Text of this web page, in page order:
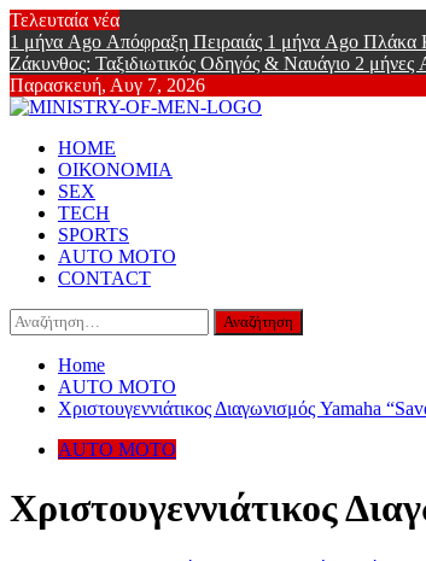
Skip
to
content
Τελευταία νέα
1 μήνα Ago Απόφραξη Πειραιάς 1 μήνα Ago Πλάκα
Ζάκυνθος: Ταξιδιωτικός Οδηγός & Ναυάγιο 2 μήνες
Παρασκευή, Αυγ 7, 2026
Online Lifestyle περιοδικό για Aνδρες
Primary
Menu
HOME
ΟΙΚΟΝΟΜΙΑ
SEX
TECH
SPORTS
AUTO MOTO
CONTACT
Αναζήτηση
για:
Home
AUTO MOTO
Χριστουγεννιάτικος Διαγωνισμός Yamaha
AUTO MOTO
Χριστουγεννιάτικος